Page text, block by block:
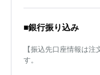
■銀行振り込み
【振込先口座情報は
す。